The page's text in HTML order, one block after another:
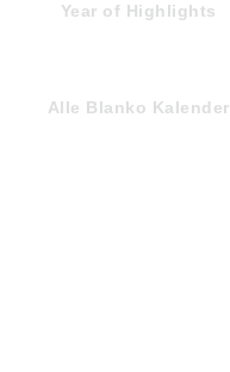
Year of Highlights
Alle Blanko Kalender